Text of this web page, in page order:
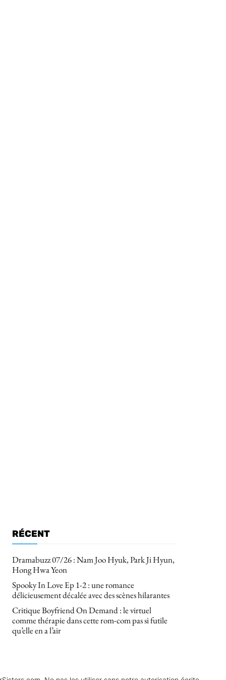
RÉCENT
Dramabuzz 07/26 : Nam Joo Hyuk, Park Ji Hyun,
Hong Hwa Yeon
Spooky In Love Ep 1-2 : une romance
délicieusement décalée avec des scènes hilarantes
Critique Boyfriend On Demand : le virtuel
comme thérapie dans cette rom-com pas si futile
qu’elle en a l’air